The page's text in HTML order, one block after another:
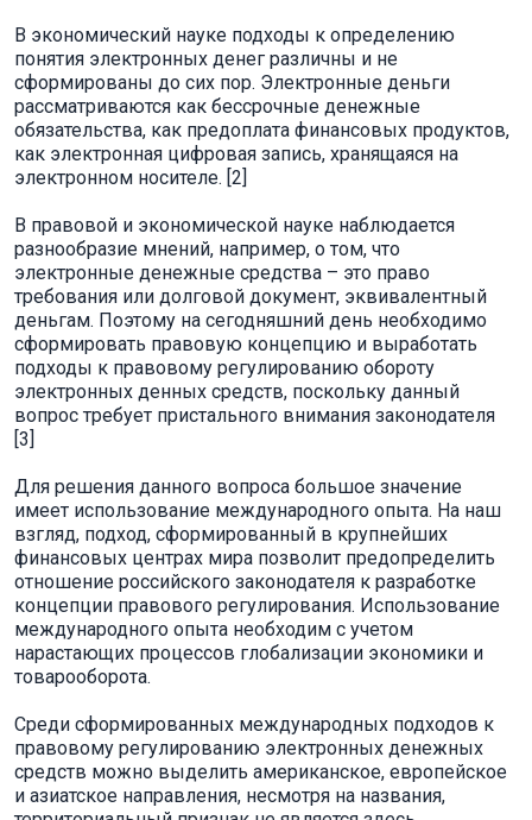
В экономический науке подходы к определению
понятия электронных денег различны и не
сформированы до сих пор. Электронные деньги
рассматриваются как бессрочные денежные
обязательства, как предоплата финансовых продуктов,
как электронная цифровая запись, хранящаяся на
электронном носителе. [2]
В правовой и экономической науке наблюдается
разнообразие мнений, например, о том, что
электронные денежные средства – это право
требования или долговой документ, эквивалентный
деньгам. Поэтому на сегодняшний день необходимо
сформировать правовую концепцию и выработать
подходы к правовому регулированию обороту
электронных денных средств, поскольку данный
вопрос требует пристального внимания законодателя
[3]
Для решения данного вопроса большое значение
имеет использование международного опыта. На наш
взгляд, подход, сформированный в крупнейших
финансовых центрах мира позволит предопределить
отношение российского законодателя к разработке
концепции правового регулирования. Использование
международного опыта необходим с учетом
нарастающих процессов глобализации экономики и
товарооборота.
Среди сформированных международных подходов к
правовому регулированию электронных денежных
средств можно выделить американское, европейское
и азиатское направления, несмотря на названия,